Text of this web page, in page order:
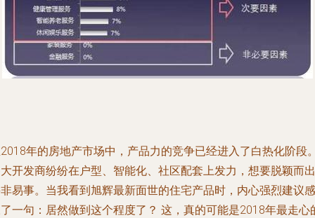
年的房地产市场中，产品力的竞争已经进入了白热化阶段
开发商纷纷在户型、智能化、社区配套上发力，想要脱颖而出
易事。当我看到旭辉最新面世的住宅产品时，内心强烈建议感
一句： 居然做到这个程度了？ 这，真的可能是2018年最走心